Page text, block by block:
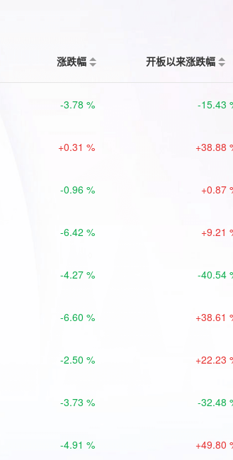
涨跌幅 开板以来涨跌幅
-3.78 % -15.43
+0.31 % +38.88
-0.96 % +0.87
-6.42 % +9.21
-4.27 % -40.54
-6.60 % +38.61
-2.50 % +22.23
-3.73 % -32.48
-4.91 % +49.80